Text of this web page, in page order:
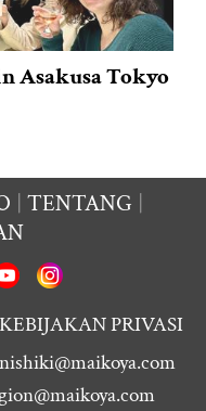
Asakusa Tokyo
TENTANG
KEBIJAKAN PRIVASI
nishiki@maikoya.com